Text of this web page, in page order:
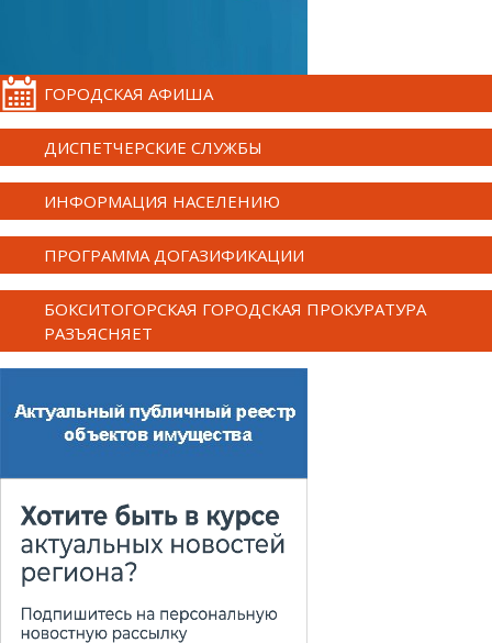
ГОРОДСКАЯ АФИША
ДИСПЕТЧЕРСКИЕ СЛУЖБЫ
ИНФОРМАЦИЯ НАСЕЛЕНИЮ
ПРОГРАММА ДОГАЗИФИКАЦИИ
БОКСИТОГОРСКАЯ ГОРОДСКАЯ ПРОКУРАТУРА
РАЗЪЯСНЯЕТ